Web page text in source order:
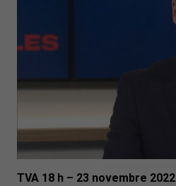
TVA 18 h – 23 novembre 2022